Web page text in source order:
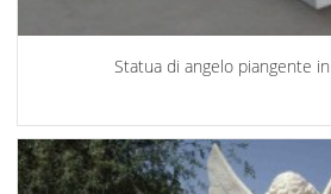
Statua di angelo piangente